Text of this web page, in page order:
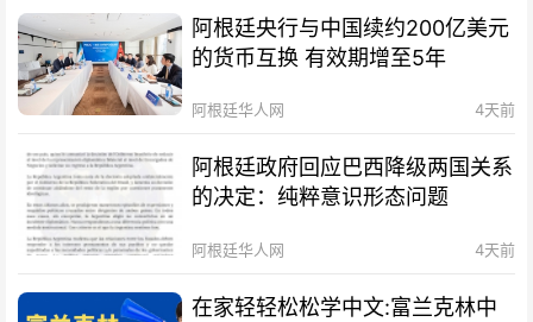
阿根廷央行与中国续约200亿美元
的货币互换 有效期增至5年
阿根廷华人网 4天前
阿根廷政府回应巴西降级两国关系
的决定：纯粹意识形态问题
阿根廷华人网 4天前
在家轻轻松松学中文:富兰克林中